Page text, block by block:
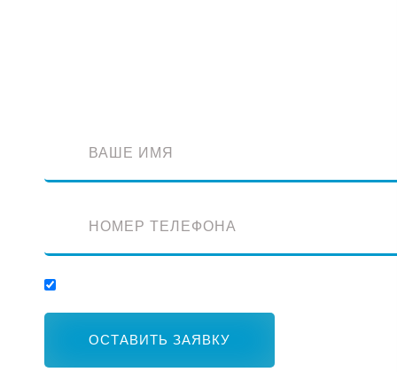
ОСТАВИТЬ ЗАЯВКУ